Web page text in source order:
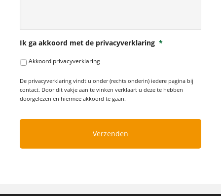
Ik ga akkoord met de privacyverklaring *
Akkoord privacyverklaring
De privacyverklaring vindt u onder (rechts onderin) iedere pagina bij
contact. Door dit vakje aan te vinken verklaart u deze te hebben
doorgelezen en hiermee akkoord te gaan.